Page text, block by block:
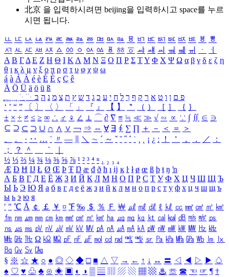
北京 을 입력하시려면 beijing을 입력하시고 space를 누르
시면 됩니다.
ㅥ ㅦ ㅧ ㅨ ㅩ ㅪ ㅫ ㅬ ㅭ ㅮ ㅯ ㅰ ㅱ ㅲ ㅳ ㅴ ㅵ ㅶ ㅷ ㅸ
ㅹ
ㅺ ㅻ ㅼ ㅽ ㅾ ㅿ ㆀ ㆁ ㆂ ㆃ ㆄ ㆅ ㆆ ㆇ ㆈ ㆉ ㆊ ㆋ ㆌ ㆍ
ㆎ
Α Β ΓΔ Ε Ζ Η Θ Ι ΚΛ Μ Ν Ξ Ο Π Ρ Σ ΤΥ Φ Χ Ψ Ω α β γ δ ε ζ η
θ ι κ λ μ ν ξ ο π ρ σ τ υ φ χ ψ ω
á à Á À é è É È ç Ç ê
Ä Ö Ü ä ö ü ß
ִֶֹ ֻּ ׁׂ פ ם ן ו ט א ר ק ף ך ל ח י ע כ ג ד ש ץ ת צ מ נ ה ב
‘ ’ “ ” 〔 〕 〈 〉 「 」 『 』 【 】 ＂ （ ） ［ ］ ｛ ｝
± × ÷ ≠ ≤ ≥ ∞ ∴ ♂ ♀ ∠ ⊥ ⌒ ∂ ∇ ≡ ≒ ≪ ≫ √ ∽ ∝ ∵ ∫ ∬ ∈ ∋
⊆ ⊇ ⊂ ⊃ ∪ ∩ ∧ ∨ ￢ ⇒ ⇔ ∀ ∃ ∮ ∑ ∏ ＋ － ＜ ＝
＞
、
。 · ‥ … ¨ 〃 ― ＼ ∼ ´ ～ ˇ ˘ ˝ ˚ ˙ ¸ ¡ ¿ ː ！ ＇ ， ． ／
：
；
？ ＾ ｀
½ ⅓ ⅔ ¼ ¾ ⅛ ⅜ ⅝ ⅞ ¹ ² ³ ⁴ ⁿ ₁ ₂ ₃ ₄
Æ Ð Ħ Ĳ Ł Ø Œ Þ Ŧ Ŋ æ đ ð ħ ı ĳ ĸ ŀ ł ø œ ß þ ŧ ŋ ŉ
А Б В Г Д Е Ё Ж З И Й К Л М Н О П Р С Т У Ф Х Ц Ч Ш Щ Ъ
Ы Ь Э Ю Я а б в г д е ё ж з и й к л м н о п р с т у ф х ц ч ш щ ъ
ы ь э ю я
′ ″ ℃ Å ￠ ￡ ￥ ¤ ℉ ‰ ＄ ％ Ｆ ￦ ㎕ ㎖ ㎗ ℓ ㎘ ㏄ ㎣ ㎤ ㎥ ㎦
㎙ ㎚ ㎛ ㎜ ㎝ ㎞ ㎟ ㎠ ㎡ ㎢ ㏊ ㎍ ㎎ ㎏ ㏏ ㎈ ㎉ ㏈ ㎧ ㎨ ㎰
㎱ ㎲ ㎳ ㎴ ㎵ ㎶ ㎷ ㎸ ㎹ ㎀ ㎁ ㎂ ㎃ ㎄ ㎺ ㎻ ㎽ ㎾ ㎿ ㎐ ㎑
㎒ ㎓ ㎔ Ω ㏀ ㏁ ㎊ ㎋ ㎌ ㏖ ㏅ ㎭ ㎮ ㎯ ㏛ ㎩ ㎪ ㎫ ㎬ ㏝ ㏐
㏓
㏃ ㏉ ㏜ ㏆
§ ※ ☆ ★ ○ ● ◎ ◇ ◆ □ ■ △ ▽ → ← ↑ ↓ ↔ 〓 ◁ ◀ ▷ ▶ ♤
♠ ♡ ♥ ♧ ♣ ⊙ ◈ ▣ ◐ ◑ ▒ ▤ ▨ ▧ ▦ ▩ ♨ ☏ ☎ ☜ ☞ ¶ †